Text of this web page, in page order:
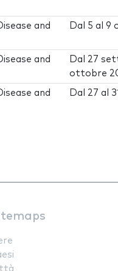
and
Dal 5 al9
and
Dal 27
ottobre
and
Dal 27 al